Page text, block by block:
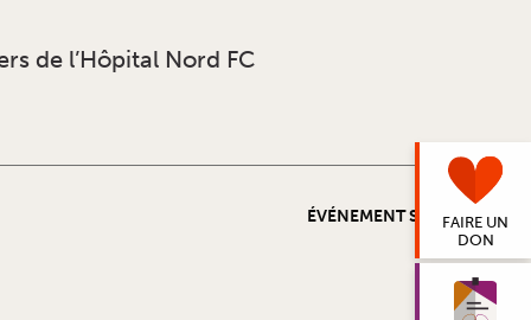
FAIRE UN
DON
de l’Hôpital Nord FC
ÉVÉNEMENT SUIVANT